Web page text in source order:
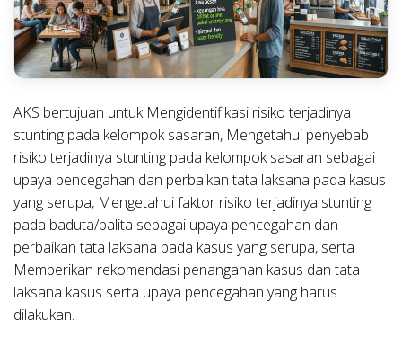
AKS bertujuan untuk Mengidentifikasi risiko terjadinya
stunting pada kelompok sasaran, Mengetahui penyebab
risiko terjadinya stunting pada kelompok sasaran sebagai
upaya pencegahan dan perbaikan tata laksana pada kasus
yang serupa, Mengetahui faktor risiko terjadinya stunting
pada baduta/balita sebagai upaya pencegahan dan
perbaikan tata laksana pada kasus yang serupa, serta
Memberikan rekomendasi penanganan kasus dan tata
laksana kasus serta upaya pencegahan yang harus
dilakukan.